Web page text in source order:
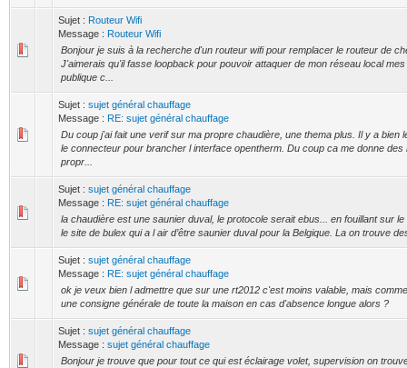
Sujet : Routeur Wifi
Message : Routeur Wifi
Bonjour je suis à la recherche d'un routeur wifi pour remplacer le routeur de
J'aimerais qu'il fasse loopback pour pouvoir attaquer de mon réseau local
publique c...
Sujet : sujet général chauffage
Message : RE: sujet général chauffage
Du coup j'ai fait une verif sur ma propre chaudière, une thema plus. Il y a bien
le connecteur pour brancher l interface opentherm. Du coup ca me donne des
propr...
Sujet : sujet général chauffage
Message : RE: sujet général chauffage
la chaudière est une saunier duval, le protocole serait ebus... en fouillant sur
le site de bulex qui a l air d’être saunier duval pour la Belgique. La on trouve
Sujet : sujet général chauffage
Message : RE: sujet général chauffage
ok je veux bien l admettre que sur une rt2012 c'est moins valable, mais
une consigne générale de toute la maison en cas d'absence longue alors ?
Sujet : sujet général chauffage
Message : sujet général chauffage
Bonjour je trouve que pour tout ce qui est éclairage volet, supervision on